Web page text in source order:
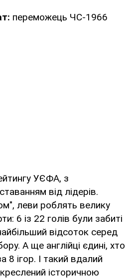
переможець ЧС-1966
УЄФА, з
від лідерів.
леви роблять велику
6 із 22 голів були забиті
відсоток серед
А ще англійці єдині, хто
8 ігор. І такий вдалий
історичною